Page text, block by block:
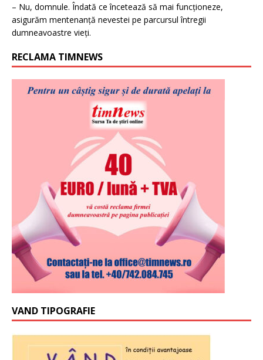
– Nu, domnule. Îndată ce încetează să mai funcționeze,
asigurăm mentenanță nevestei pe parcursul întregii
dumneavoastre vieți.
RECLAMA TIMNEWS
VAND TIPOGRAFIE